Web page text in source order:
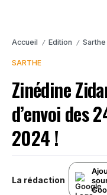
Accueil / Edition / Sarthe
SARTHE
Zinédine
d’envoi des
2024 !
La rédaction